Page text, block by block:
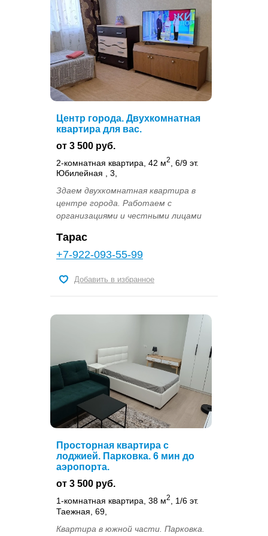
Центр города. Двухкомнатная
квартира для вас.
от 3 500 руб.
2-комнатная квартира, 42 м2
, 6/9 эт.
Юбилейная , 3,
Здаем двухкомнатная квартира в
центре города. Работаем с
организациями и честными лицами
Тарас
+7-922-093-55-99
Добавить в избранное
Просторная квартира с
лоджией. Парковка. 6 мин до
аэропорта.
от 3 500 руб.
1-комнатная квартира, 38 м2
, 1/6 эт.
Таежная, 69,
Квартира в южной части. Парковка.